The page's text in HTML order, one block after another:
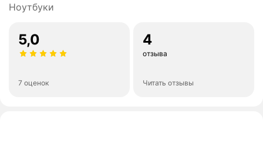
Ноутбуки
5,0
7 оценок
4
отзыва
Читать отзывы